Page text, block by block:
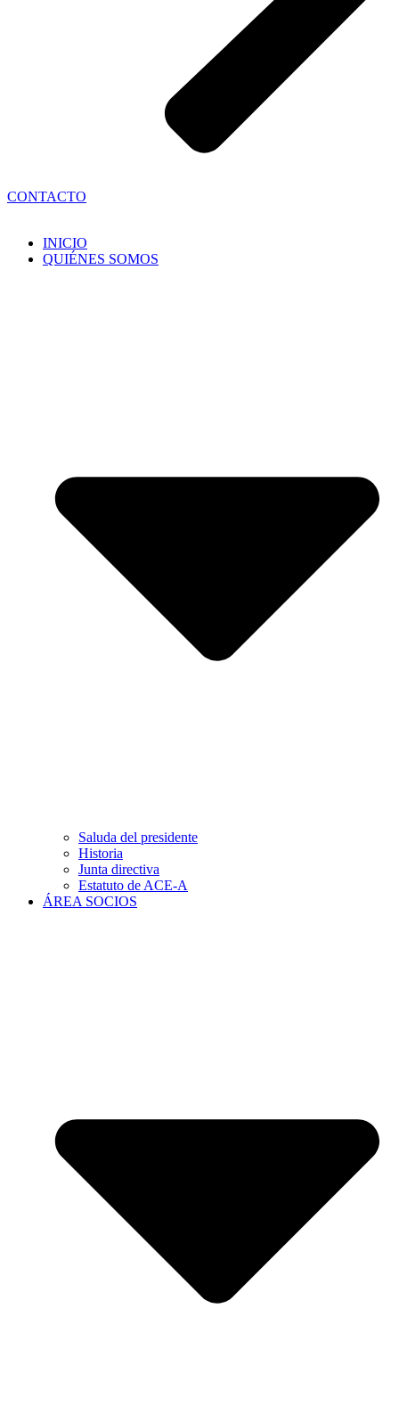
CONTACTO
INICIO
QUIÉNES SOMOS
Saluda del presidente
Historia
Junta directiva
Estatuto de ACE-A
ÁREA SOCIOS